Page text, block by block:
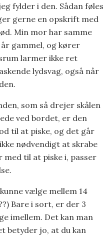
fylder i den. Sådan føles
gerne en opskrift med
Min mor har samme
gammel, og kører
larmer ikke ret
lydsvag, også når
som så drejer skålen
ved bordet, er den
til at piske, og det går
nødvendigt at skrabe
med til at piske i, passer
vælge mellem 14
Bare i sort, er der 3
imellem. Det kan man
betyder jo, at du kan